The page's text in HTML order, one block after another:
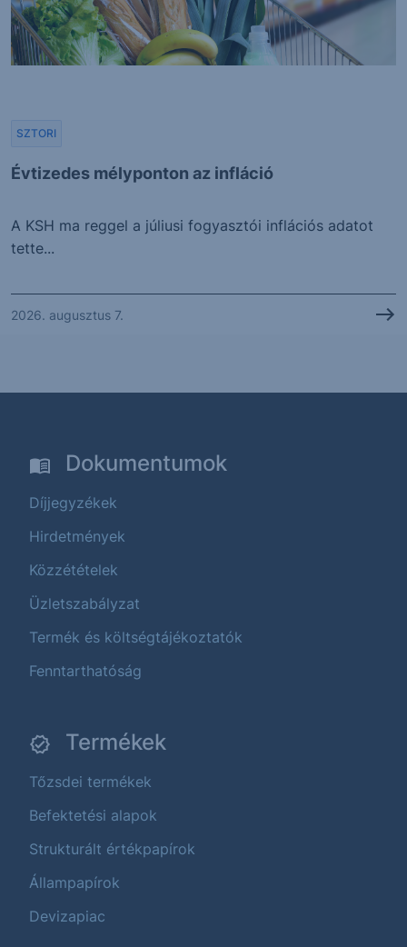
Évtizedes mélyponton az infláció
SZTORI
A KSH ma reggel a júliusi fogyasztói inflációs adatot
tette...
2026. augusztus 7.
Dokumentumok
Díjjegyzékek
Hirdetmények
Közzétételek
Üzletszabályzat
Termék és költségtájékoztatók
Fenntarthatóság
Termékek
Tőzsdei termékek
Befektetési alapok
Strukturált értékpapírok
Állampapírok
Devizapiac